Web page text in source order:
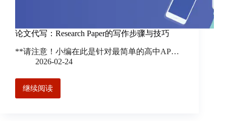
Email
论文代写：Research Paper的写作步骤与技巧
**请注意！小编在此是针对最简单的高中AP…
2026-02-24
继续阅读